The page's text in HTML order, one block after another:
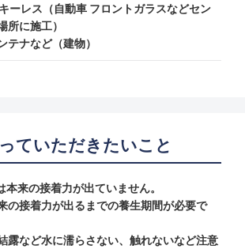
ーレス（自動車 フロントガラスなどセン
所に施工）
テナなど（建物）
ていただきたいこと
本来の接着力が出ていません。
の接着力が出るまでの養生期間が必要で
露など水に濡らさない、触れないなど注意